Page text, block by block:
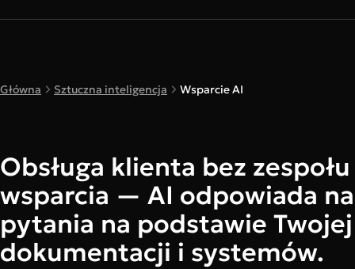
Główna Sztuczna inteligencja Wsparcie AI
Obsługa klienta bez zespołu
wsparcia — AI odpowiada na
pytania na podstawie Twojej
dokumentacji i systemów.